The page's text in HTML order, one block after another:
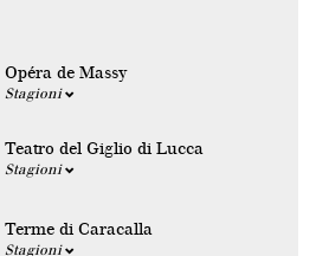
Opéra de Massy
Stagioni
Teatro del Giglio di Lucca
Stagioni
Terme di Caracalla
Stagioni